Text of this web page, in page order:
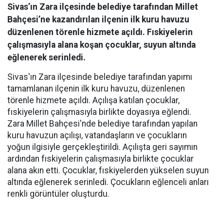
Sivas’ın Zara ilçesinde belediye tarafından Millet
Bahçesi’ne kazandırılan ilçenin ilk kuru havuzu
düzenlenen törenle hizmete açıldı. Fıskiyelerin
çalışmasıyla alana koşan çocuklar, suyun altında
eğlenerek serinledi.
Sivas'ın Zara ilçesinde belediye tarafından yapımı
tamamlanan ilçenin ilk kuru havuzu, düzenlenen
törenle hizmete açıldı. Açılışa katılan çocuklar,
fıskiyelerin çalışmasıyla birlikte doyasıya eğlendi.
Zara Millet Bahçesi'nde belediye tarafından yapılan
kuru havuzun açılışı, vatandaşların ve çocukların
yoğun ilgisiyle gerçekleştirildi. Açılışta geri sayımın
ardından fıskiyelerin çalışmasıyla birlikte çocuklar
alana akın etti. Çocuklar, fıskiyelerden yükselen suyun
altında eğlenerek serinledi. Çocukların eğlenceli anları
renkli görüntüler oluşturdu.